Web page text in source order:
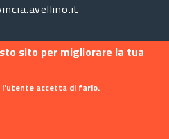
sito per migliorare la tua
l'utente accetta di farlo.